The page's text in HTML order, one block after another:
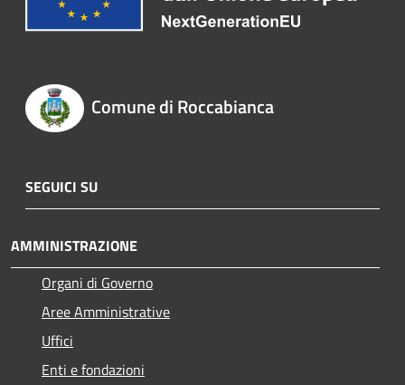
Comune di Roccabianca
SEGUICI SU
AMMINISTRAZIONE
Organi di Governo
Aree Amministrative
Uffici
Enti e fondazioni